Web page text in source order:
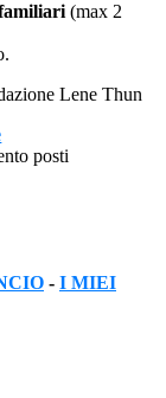
(max 2
Lene Thun
posti
- I MIEI